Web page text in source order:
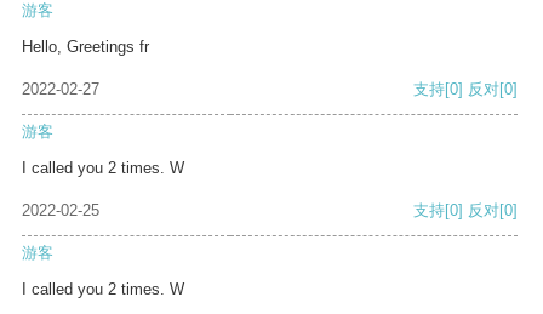
游客
Hello, Greetings fr
2022-02-27 支持[0] 反对[0]
游客
I called you 2 times. W
2022-02-25 支持[0] 反对[0]
游客
I called you 2 times. W